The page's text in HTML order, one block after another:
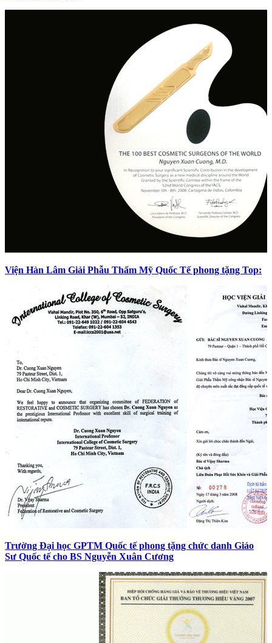
Viện Hàn Lâm Giải Phẫu Thẩm Mỹ Quốc Tế phong tặng Top:
Trường Đại học GPTM Quốc tế phong tặng chức danh Giáo
Sư Quốc tế cho BS Nguyễn Xuân Cương